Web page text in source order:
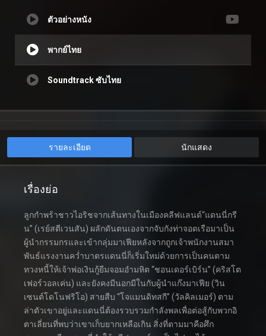
ตัวอย่างหนัง
พากย์ไทย
Soundtrack ซับไทย
รายละเอียด นักแสดง
เรื่องย่อ
ลูกกำพร้าชาวไอริชจากเส้นทางในเมืองคลีฟแลนด์“แดนนี่กรี
น” (เรย์สตีเวนสัน) ผลักดันตนเองจากจับกังท่าจอดเรือมาเป็น
ผู้นำกรรมกรและเข้ากลุ่มมาเฟียหลังจากถูกเจ้าพนักงานสมา
พันธ์แรงงานคว่ำบาตรแดนนี่ก็เริ่มใหม่ด้วยการเป็นคนตาม
ทวงหนี้ให้เจ้าพ่อเงินกู้ยืมจอมอำมหิต “ชอนเดอร์เบิร์น” (คริสโต
เฟอร์วอลเค่น) และยังคงมีนอกมีในกับผู้นำแก๊งมาเฟีย (วิน
เซนต์โดโนฟริโอ) สายสืบ “โจแมนดิทสกี” (วัลคิลเมอร์) ตาม
ล่าตัวเขาอยู่และแดนนี่ต้องรวบรวมกำลังพลเพื่อต่อสู้กับพวกอิ
ตาเลี่ยนที่พบว่าเขาเก็บยากเหลือเกิน สิ่งที่ตามมาคือศึก